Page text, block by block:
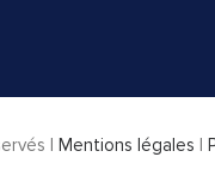
|Mentions légales |